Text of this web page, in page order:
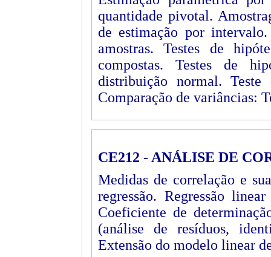
quantidade pivotal.
de estimação por
amostras. Testes de
compostas. Testes de
distribuição normal. Teste
Comparação de variâncias:
CE212 - ANÁLISE DE
Medidas de correlação e
regressão. Regressão
Coeficiente de
(análise de resíduos,
Extensão do modelo linear